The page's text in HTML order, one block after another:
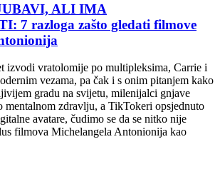
ALI IMA
7 razloga zašto gledati filmove
izvodi vratolomije po multipleksima, Carrie i
vezama, pa čak i s onim pitanjem kako
gradu na svijetu, milenijalci gnjave
mentalnom zdravlju, a TikTokeri opsjednuto
avatare, čudimo se da se nitko nije
filmova Michelangela Antonionija kao